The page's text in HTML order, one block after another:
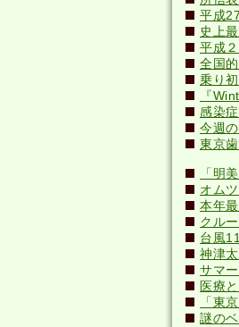
平成
史上
平成
全国
乗り
『
感染
今週
東京
「明
オム
本年
クル
台風
神津
サマ
医療
「東
謎の